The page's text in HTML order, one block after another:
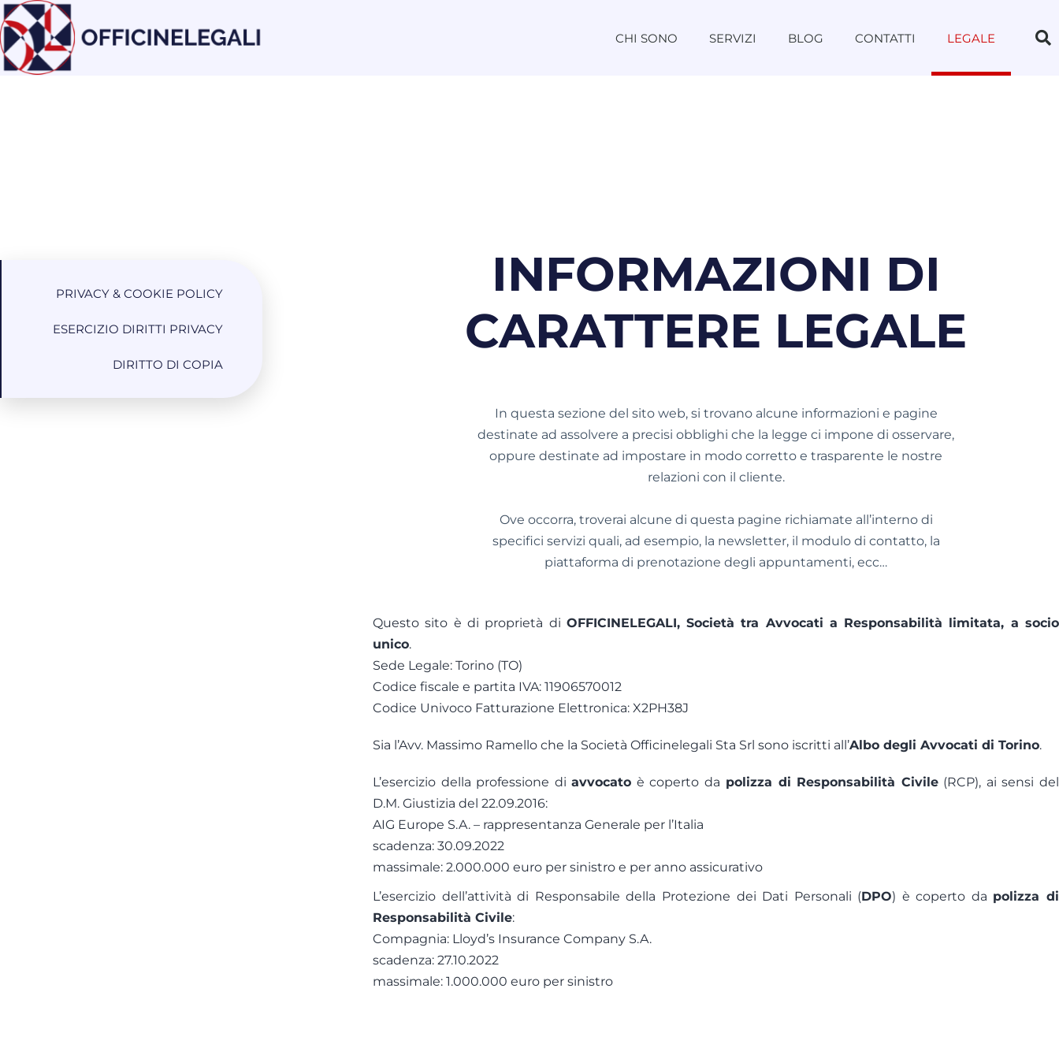
CHI SONO SERVIZI BLOG CONTATTI LEGALE
PRIVACY & COOKIE POLICY
ESERCIZIO DIRITTI PRIVACY
DIRITTO DI COPIA
INFORMAZIONI DI
CARATTERE LEGALE
In questa sezione del sito web, si trovano alcune informazioni e pagine
destinate ad assolvere a precisi obblighi che la legge ci impone di osservare,
oppure destinate ad impostare in modo corretto e trasparente le nostre
relazioni con il cliente.
Ove occorra, troverai alcune di questa pagine richiamate all’interno di
specifici servizi quali, ad esempio, la newsletter, il modulo di contatto, la
piattaforma di prenotazione degli appuntamenti, ecc…
Questo sito è di proprietà di OFFICINELEGALI, Società tra Avvocati a Responsabilità limitata, a socio
unico.
Sede Legale: Torino (TO)
Codice fiscale e partita IVA: 11906570012
Codice Univoco Fatturazione Elettronica: X2PH38J
Sia l’Avv. Massimo Ramello che la Società Officinelegali Sta Srl sono iscritti all’Albo degli Avvocati di Torino.
L’esercizio della professione diavvocato è coperto da polizza di Responsabilità Civile(RCP), ai sensi del
D.M. Giustizia del 22.09.2016:
AIG Europe S.A. – rappresentanza Generale per l’Italia
scadenza: 30.09.2022
massimale: 2.000.000 euro per sinistro e per anno assicurativo
L’esercizio dell’attività di Responsabile della Protezione dei Dati Personali (DPO) è coperto da polizza di
Responsabilità Civile:
Compagnia: Lloyd’s Insurance Company S.A.
scadenza: 27.10.2022
massimale: 1.000.000 euro per sinistro